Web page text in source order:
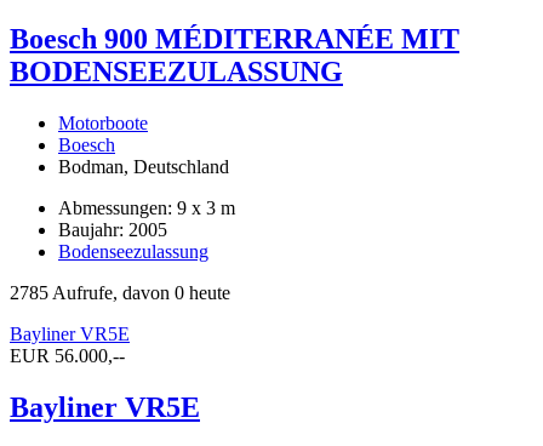
Boesch 900 MÉDITERRANÉE MIT
BODENSEEZULASSUNG
Motorboote
Boesch
Bodman, Deutschland
Abmessungen: 9 x 3 m
Baujahr: 2005
Bodenseezulassung
2785 Aufrufe, davon 0 heute
Bayliner VR5E
EUR 56.000,--
Bayliner VR5E